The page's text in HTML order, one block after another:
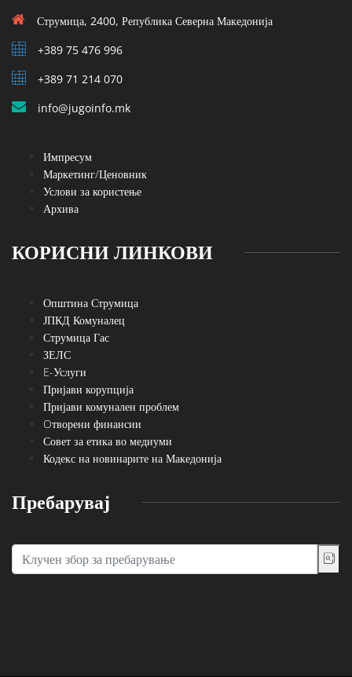
Струмица, 2400, Република Северна Македонија
+389 75 476 996
+389 71 214 070
info@jugoinfo.mk
Импресум
Маркетинг/Ценовник
Услови за користење
Архива
КОРИСНИ ЛИНКОВИ
Општина Струмица
ЈПКД Комуналец
Струмица Гас
ЗЕЛС
E-Услуги
Пријави корупција
Пријави комунален проблем
Oтворени финансии
Совет за етика во медиуми
Кодекс на новинарите на Македонија
Пребарувај